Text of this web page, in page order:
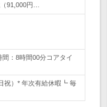
91,000円…
：8時間00分コアタイ
祝）* 年次有給休暇┗ 毎